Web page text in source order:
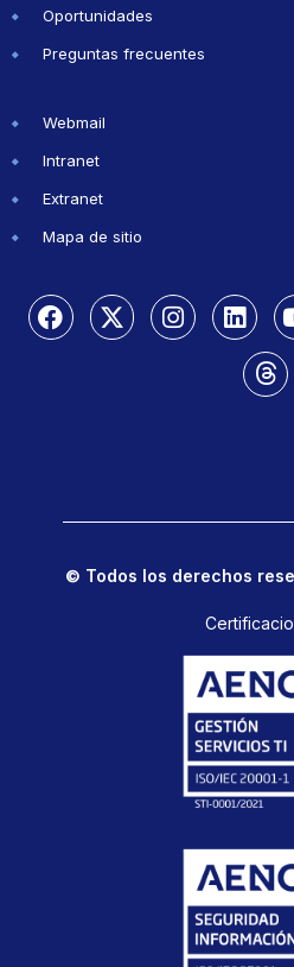
Oportunidades
Preguntas frecuentes
Webmail
Intranet
Extranet
Mapa de sitio
© Todos los derechos